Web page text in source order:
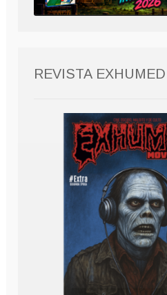
REVISTA